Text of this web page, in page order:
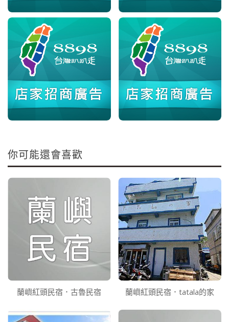
你可能還會喜歡
蘭嶼紅頭民宿．古魯民宿 蘭嶼紅頭民宿．tatala的家